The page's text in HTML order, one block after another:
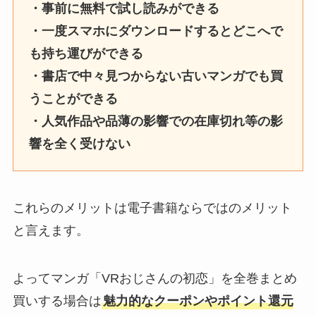
・事前に無料で試し読みができる
・一度スマホにダウンロードするとどこへで
も持ち運びができる
・書店で中々見つからない古いマンガでも買
うことができる
・人気作品や品薄の影響での在庫切れ等の影
響を全く受けない
これらのメリットは電子書籍ならではのメリット
と言えます。
よってマンガ「VRおじさんの初恋」を全巻まとめ
買いする場合は魅力的なクーポンやポイント還元